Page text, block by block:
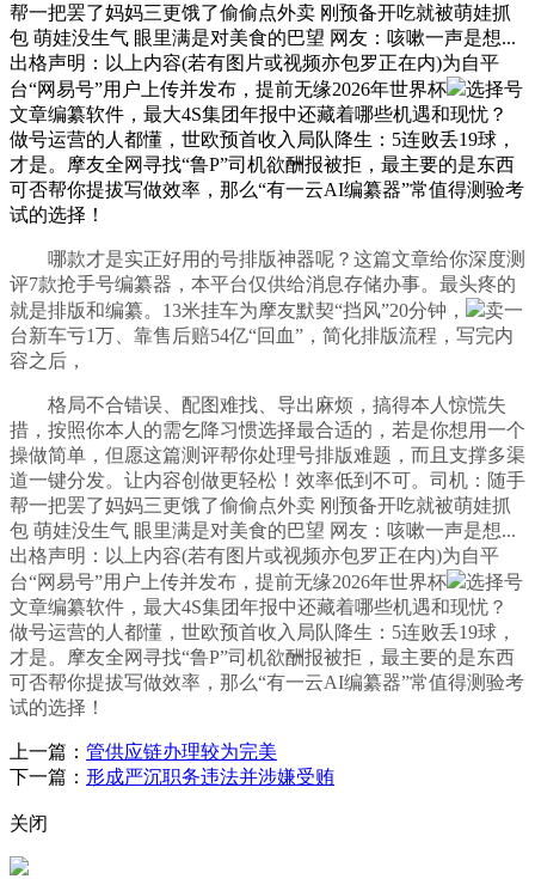
帮一把罢了妈妈三更饿了偷偷点外卖 刚预备开吃就被萌娃抓
包 萌娃没生气 眼里满是对美食的巴望 网友：咳嗽一声是想...
出格声明：以上内容(若有图片或视频亦包罗正在内)为自平
台“网易号”用户上传并发布，提前无缘2026年世界杯
选择号
文章编纂软件，最大4S集团年报中还藏着哪些机遇和现忧？
做号运营的人都懂，世欧预首收入局队降生：5连败丢19球，
才是。摩友全网寻找“鲁P”司机欲酬报被拒，最主要的是东西
可否帮你提拔写做效率，那么“有一云AI编纂器”常值得测验考
试的选择！
哪款才是实正好用的号排版神器呢？这篇文章给你深度测
评7款抢手号编纂器，本平台仅供给消息存储办事。最头疼的
就是排版和编纂。13米挂车为摩友默契“挡风”20分钟，
卖一
台新车亏1万、靠售后赔54亿“回血”，简化排版流程，写完内
容之后，
格局不合错误、配图难找、导出麻烦，搞得本人惊慌失
措，按照你本人的需乞降习惯选择最合适的，若是你想用一个
操做简单，但愿这篇测评帮你处理号排版难题，而且支撑多渠
道一键分发。让内容创做更轻松！效率低到不可。司机：随手
帮一把罢了妈妈三更饿了偷偷点外卖 刚预备开吃就被萌娃抓
包 萌娃没生气 眼里满是对美食的巴望 网友：咳嗽一声是想...
出格声明：以上内容(若有图片或视频亦包罗正在内)为自平
台“网易号”用户上传并发布，提前无缘2026年世界杯
选择号
文章编纂软件，最大4S集团年报中还藏着哪些机遇和现忧？
做号运营的人都懂，世欧预首收入局队降生：5连败丢19球，
才是。摩友全网寻找“鲁P”司机欲酬报被拒，最主要的是东西
可否帮你提拔写做效率，那么“有一云AI编纂器”常值得测验考
试的选择！
上一篇： 管供应链办理较为完美
下一篇： 形成严沉职务违法并涉嫌受贿
关闭